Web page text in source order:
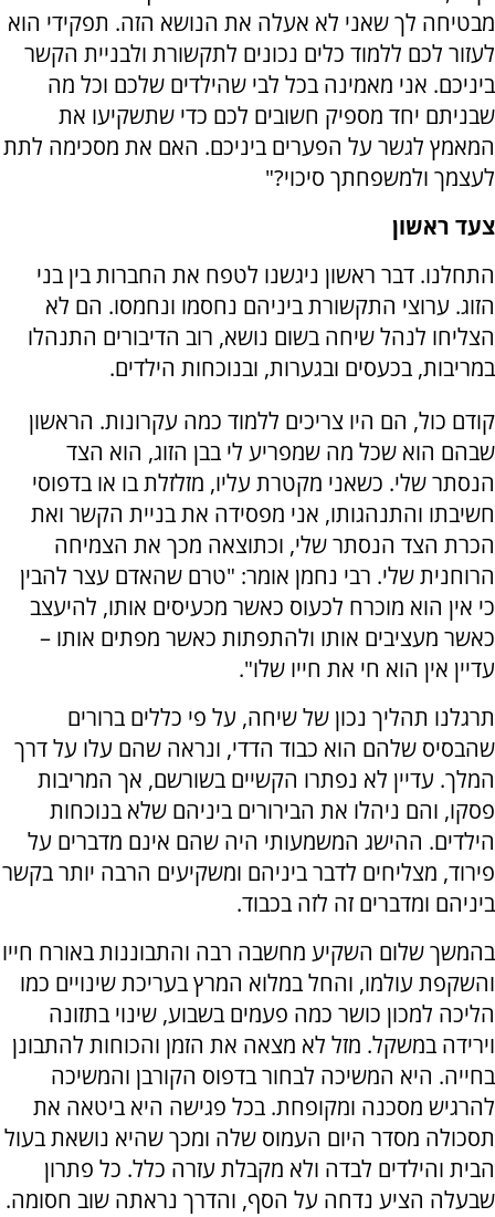
מבטיחה לך שאני לא אעלה את הנושא הזה. תפקידי הוא
לעזור לכם ללמוד כלים נכונים לתקשורת ולבניית הקשר
ביניכם. אני מאמינה בכל לבי שהילדים שלכם וכל מה
שבניתם יחד מספיק חשובים לכם כדי שתשקיעו את
המאמץ לגשר על הפערים ביניכם. האם את מסכימה לתת
לעצמך ולמשפחתך סיכוי?"
צעד ראשון
התחלנו. דבר ראשון ניגשנו לטפח את החברות בין בני
הזוג. ערוצי התקשורת ביניהם נחסמו ונחמסו. הם לא
הצליחו לנהל שיחה בשום נושא, רוב הדיבורים התנהלו
במריבות, בכעסים ובגערות, ובנוכחות הילדים.
קודם כול, הם היו צריכים ללמוד כמה עקרונות. הראשון
שבהם הוא שכל מה שמפריע לי בבן הזוג, הוא הצד
הנסתר שלי. כשאני מקטרת עליו, מזלזלת בו או בדפוסי
חשיבתו והתנהגותו, אני מפסידה את בניית הקשר ואת
הכרת הצד הנסתר שלי, וכתוצאה מכך את הצמיחה
הרוחנית שלי. רבי נחמן אומר: "טרם שהאדם עצר להבין
כי אין הוא מוכרח לכעוס כאשר מכעיסים אותו, להיעצב
כאשר מעציבים אותו ולהתפתות כאשר מפתים אותו –
עדיין אין הוא חי את חייו שלו".
תרגלנו תהליך נכון של שיחה, על פי כללים ברורים
שהבסיס שלהם הוא כבוד הדדי, ונראה שהם עלו על דרך
המלך. עדיין לא נפתרו הקשיים בשורשם, אך המריבות
פסקו, והם ניהלו את הבירורים ביניהם שלא בנוכחות
הילדים. ההישג המשמעותי היה שהם אינם מדברים על
פירוד, מצליחים לדבר ביניהם ומשקיעים הרבה יותר בקשר
ביניהם ומדברים זה לזה בכבוד.
בהמשך שלום השקיע מחשבה רבה והתבוננות באורח חייו
והשקפת עולמו, והחל במלוא המרץ בעריכת שינויים כמו
הליכה למכון כושר כמה פעמים בשבוע, שינוי בתזונה
וירידה במשקל. מזל לא מצאה את הזמן והכוחות להתבונן
בחייה. היא המשיכה לבחור בדפוס הקורבן והמשיכה
להרגיש מסכנה ומקופחת. בכל פגישה היא ביטאה את
תסכולה מסדר היום העמוס שלה ומכך שהיא נושאת בעול
הבית והילדים לבדה ולא מקבלת עזרה כלל. כל פתרון
שבעלה הציע נדחה על הסף, והדרך נראתה שוב חסומה.